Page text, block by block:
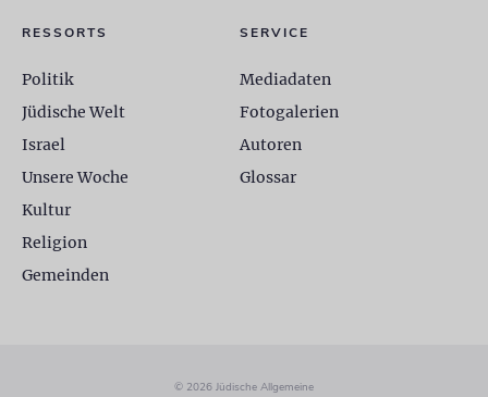
RESSORTS
Politik
Jüdische Welt
Israel
Unsere Woche
Kultur
Religion
Gemeinden
SERVICE
Mediadaten
Fotogalerien
Autoren
Glossar
© 2026 Jüdische Allgemeine